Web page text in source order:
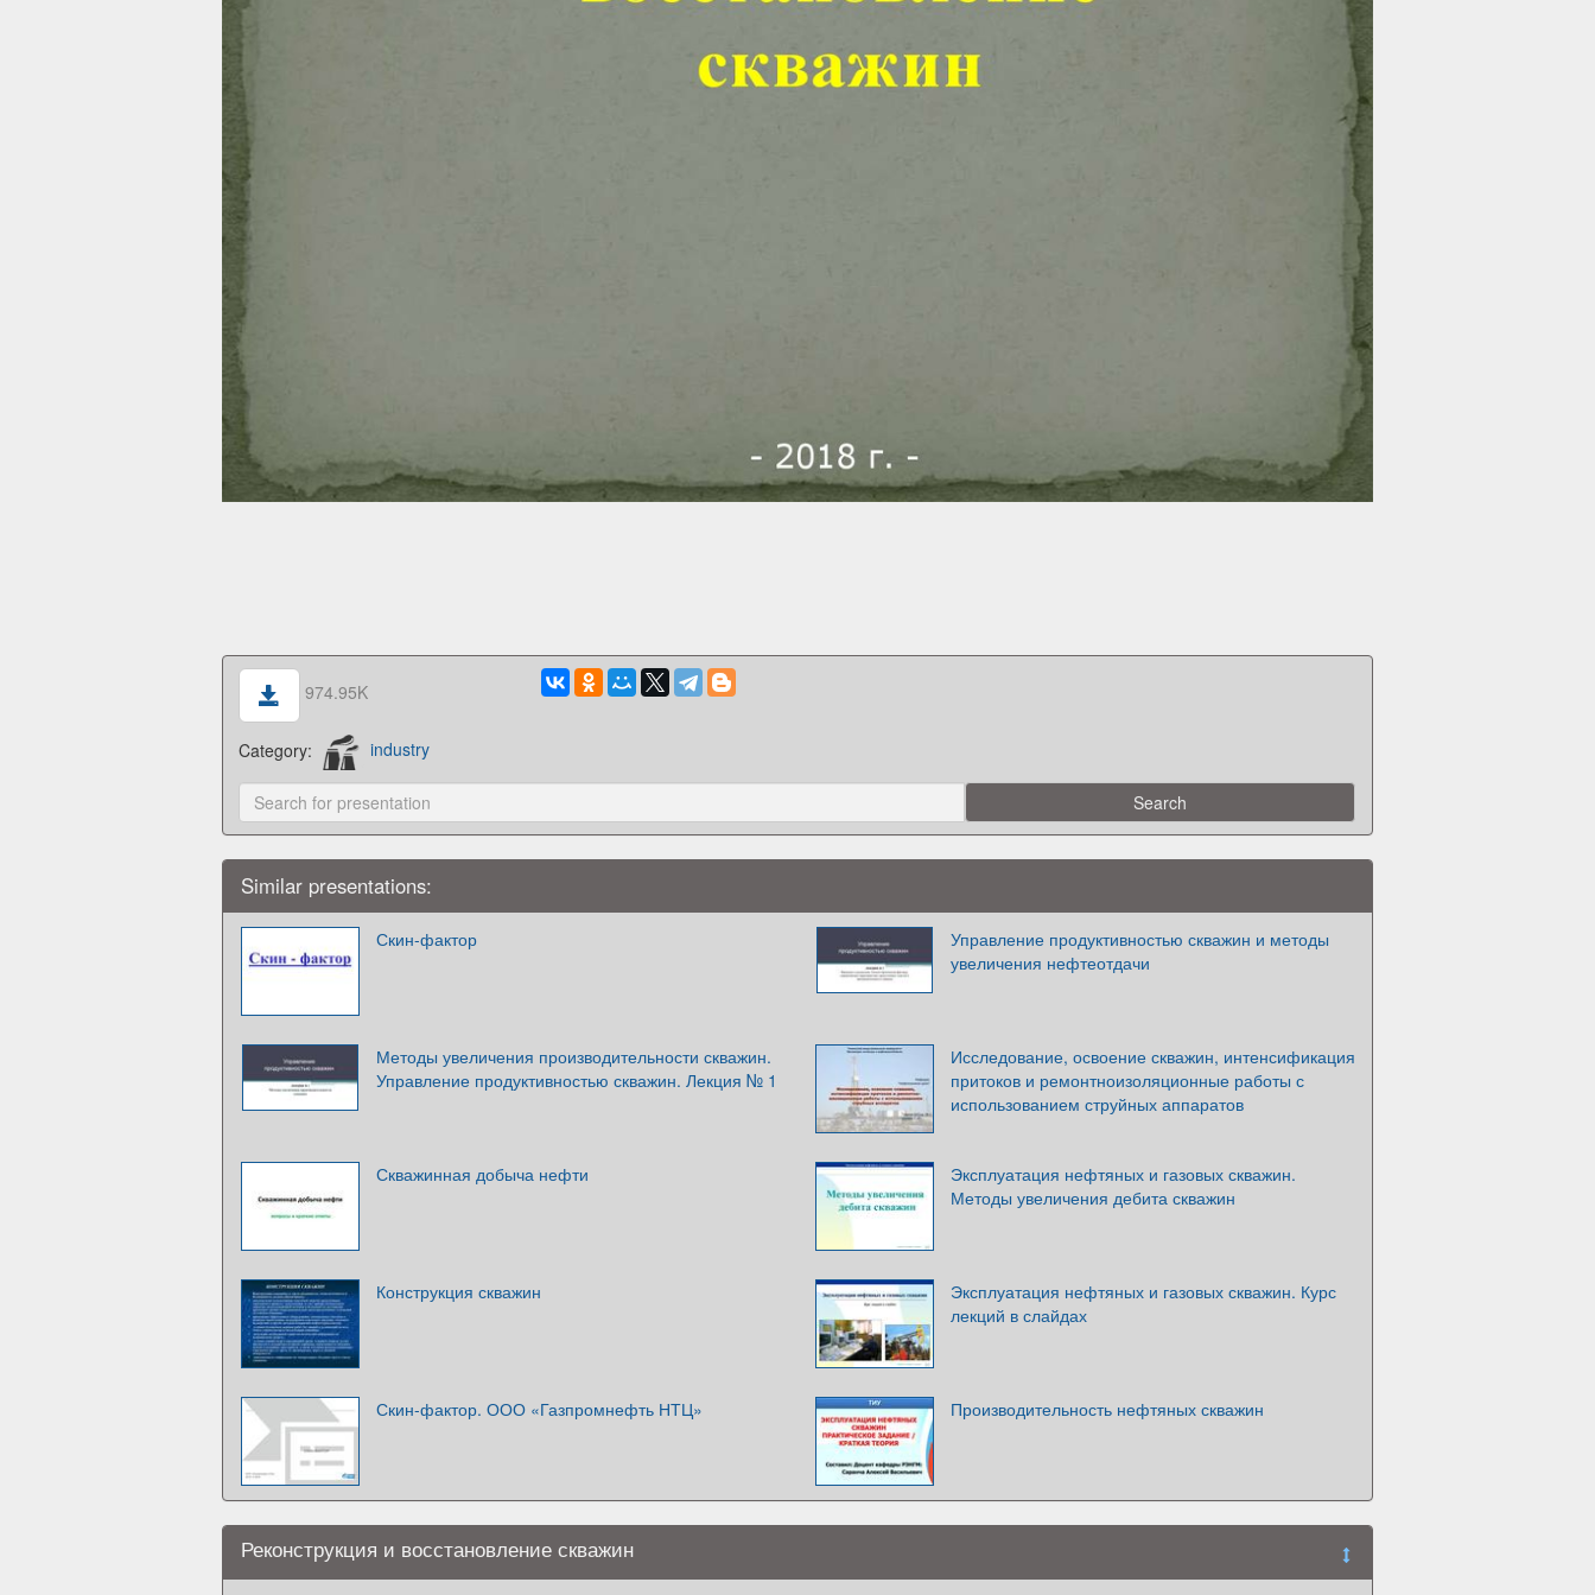
974.95K
Category: industry
Similar presentations:
Скин-фактор
Управление продуктивностью скважин и методы
увеличения нефтеотдачи
Методы увеличения производительности скважин.
Управление продуктивностью скважин. Лекция № 1
Исследование, освоение скважин, интенсификация
притоков и ремонтноизоляционные работы с
использованием струйных аппаратов
Скважинная добыча нефти
Эксплуатация нефтяных и газовых скважин.
Методы увеличения дебита скважин
Конструкция скважин
Эксплуатация нефтяных и газовых скважин. Курс
лекций в слайдах
Скин-фактор. ООО «Газпромнефть НТЦ» Производительность нефтяных скважин
Реконструкция и восстановление скважин